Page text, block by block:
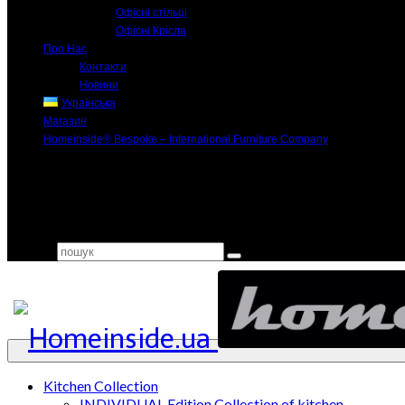
Офісні стільці
Офісні Крісла
Про Нас
Контакти
Новини
Українська
Магазин
Homeinside® Bespoke – International Furniture Company
Kitchen Collection